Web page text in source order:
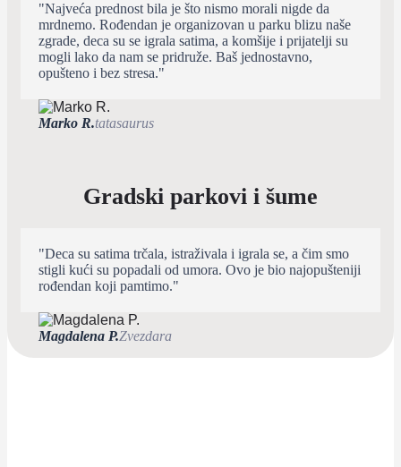
Gradski parkovi i šume
"Deca su satima trčala, istraživala i igrala se, a čim smo
stigli kući su popadali od umora. Ovo je bio najopušteniji
rođendan koji pamtimo."
Magdalena P.Zvezdara
"Najveća prednost bila je što nismo morali nigde da
mrdnemo. Rođendan je organizovan u parku blizu naše
zgrade, deca su se igrala satima, a komšije i prijatelji su
mogli lako da nam se pridruže. Baš jednostavno,
opušteno i bez stresa."
Marko R.tatasaurus